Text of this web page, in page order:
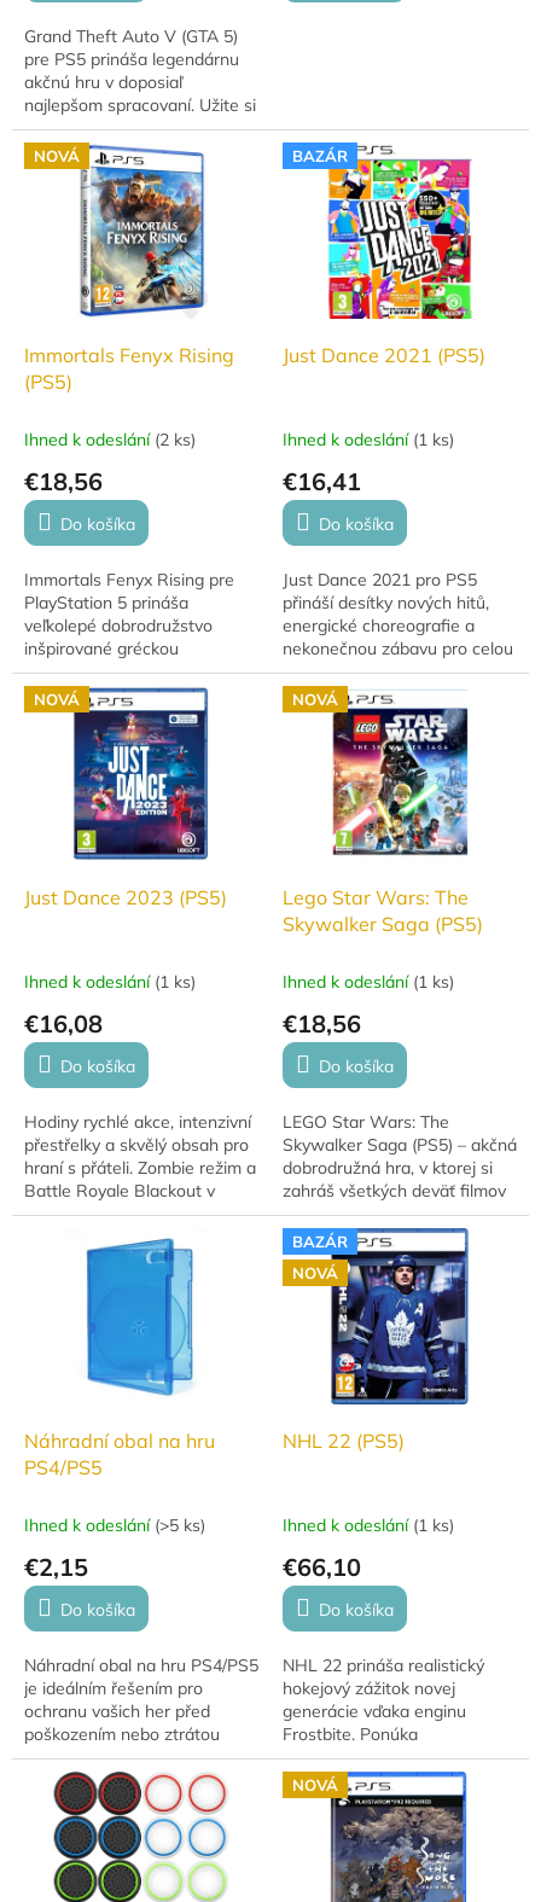
Grand Theft Auto V (GTA 5)
pre PS5 prináša legendárnu
akčnú hru v doposiaľ
najlepšom spracovaní. Užite si
rozsiahly otvorený svet,
napínavé misie, troch
hlavných hrdinov aj...
NOVÁ
Immortals Fenyx Rising
(PS5)
Ihned k odeslání (2 ks)
€18,56
Do košíka
Immortals Fenyx Rising pre
PlayStation 5 prináša
veľkolepé dobrodružstvo
inšpirované gréckou
mytológiou. V úlohe
okrídleného hrdinu Fenyxa sa
vydáte na cestu za
záchranou...
BAZÁR
Just Dance 2021 (PS5)
Ihned k odeslání (1 ks)
€16,41
Do košíka
Just Dance 2021 pro PS5
přináší desítky nových hitů,
energické choreografie a
nekonečnou zábavu pro celou
rodinu. Tančete, soutěžte a
užijte si skvělou party
kdykoliv!...
NOVÁ
Just Dance 2023 (PS5)
Ihned k odeslání (1 ks)
€16,08
Do košíka
Hodiny rychlé akce, intenzivní
přestřelky a skvělý obsah pro
hraní s přáteli. Zombie režim a
Battle Royale Blackout v
jednom. CoD: Black Ops 4 -
online FPS plné napětí....
NOVÁ
Lego Star Wars: The
Skywalker Saga (PS5)
Ihned k odeslání (1 ks)
€18,56
Do košíka
LEGO Star Wars: The
Skywalker Saga (PS5) – akčná
dobrodružná hra, v ktorej si
zahráš všetkých deväť filmov
ságy Star Wars v humornom
LEGO spracovaní.
Náhradní obal na hru
PS4/PS5
Ihned k odeslání (>5 ks)
€2,15
Do košíka
Náhradní obal na hru PS4/PS5
je ideálním řešením pro
ochranu vašich her před
poškozením nebo ztrátou
původního obalu. Odolný
materiál zajišťuje dlouhou
životnost a bezpečné...
BAZÁR
NOVÁ
NHL 22 (PS5)
Ihned k odeslání (1 ks)
€66,10
Do košíka
NHL 22 prináša realistický
hokejový zážitok novej
generácie vďaka enginu
Frostbite. Ponúka
autentickejšie animácie, fyziku
kontaktov a atmosféru
zápasov NHL, či už hráš
NOVÁ